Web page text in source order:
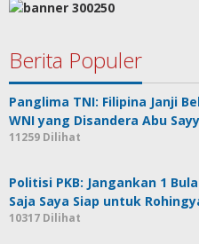
Berita Populer
Panglima TNI: Filipina Janji
WNI yang Disandera Abu
11259 Dilihat
Politisi PKB: Jangankan 1
Saja Saya Siap untuk
10317 Dilihat